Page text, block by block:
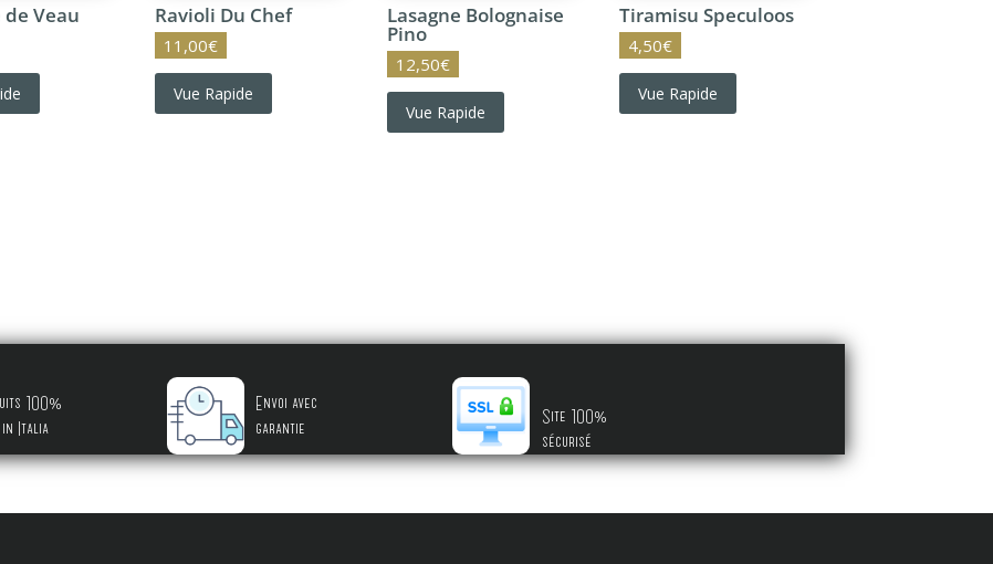
de Veau Ravioli Du Chef
11,00€
Vue Rapide
Lasagne Bolognaise
Pino
12,50€
Vue Rapide
Tiramisu Speculoos
4,50€
Vue Rapide
100%
in Italia
Envoi avec
garantie
Site 100%
sécurisé